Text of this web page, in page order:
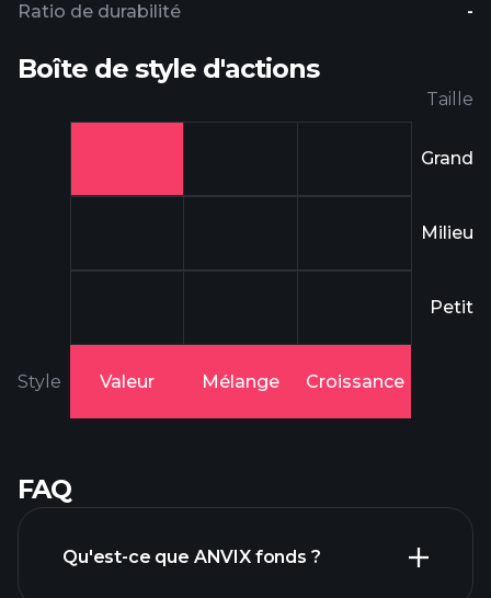
Ratio de durabilité
-
Boîte de style d'actions
Taille
Grand
Milieu
Petit
Style Valeur Mélange Croissance
FAQ
Qu'est-ce que ANVIX fonds ?